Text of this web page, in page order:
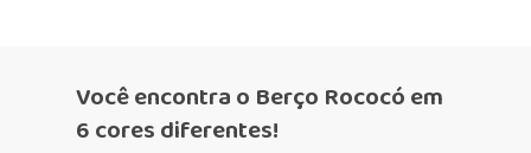
Você encontra o Berço Rococó em
6 cores diferentes!